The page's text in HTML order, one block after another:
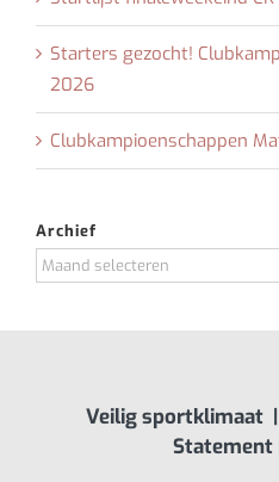
Starters gezocht!
2026
Clubkampioenschappen
Archief
Archief
Veilig sportklimaat|
Statement